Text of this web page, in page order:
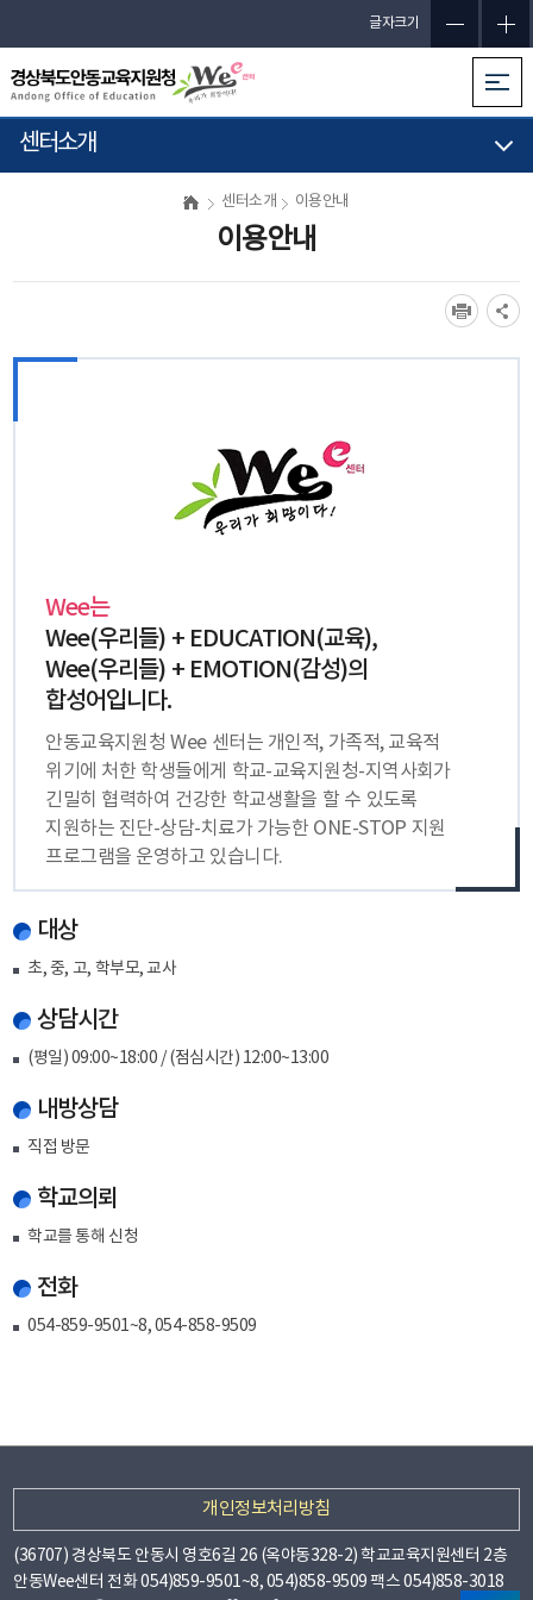
글자크기
센터소개
센터소개 이용안내
이용안내
Wee는
Wee(우리들) + EDUCATION(교육),
Wee(우리들) + EMOTION(감성)의
합성어입니다.
안동교육지원청 Wee 센터는 개인적, 가족적, 교육적
위기에 처한 학생들에게 학교-교육지원청-지역사회가
긴밀히 협력하여 건강한 학교생활을 할 수 있도록
지원하는 진단-상담-치료가 가능한 ONE-STOP 지원
프로그램을 운영하고 있습니다.
대상
초, 중, 고, 학부모, 교사
상담시간
(평일) 09:00~18:00 / (점심시간) 12:00~13:00
내방상담
직접 방문
학교의뢰
학교를 통해 신청
전화
054-859-9501~8, 054-858-9509
서
타
개인정보처리방침
(36707) 경상북도 안동시 영호6길 26 (옥야동328-2) 학교교육지원센터 2층
안동Wee센터 전화 054)859-9501~8, 054)858-9509 팩스 054)858-3018